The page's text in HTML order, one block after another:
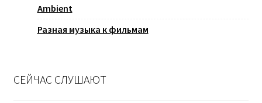
Ambient
Разная музыка к фильмам
СЕЙЧАС СЛУШАЮТ